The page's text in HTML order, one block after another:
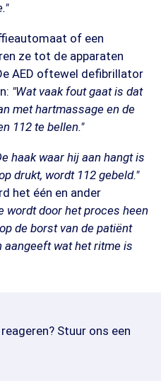
of een
ze tot de apparaten
AED oftewel defibrillator
"Wat vaak fout gaat is dat
met hartmassage en de
112 te bellen."
haak waar hij aan hangt is
drukt, wordt 112 gebeld."
het één en ander
wordt door het proces heen
de borst van de patiënt
wat het ritme is
Stuur ons een